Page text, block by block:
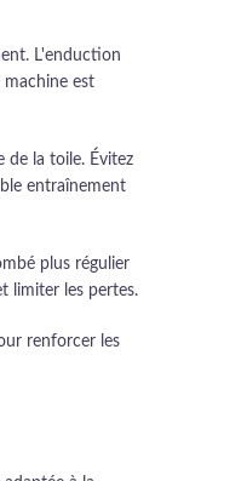
L'enduction
machine est
de la toile. Évitez
entraînement
plus régulier
limiter les pertes.
renforcer les